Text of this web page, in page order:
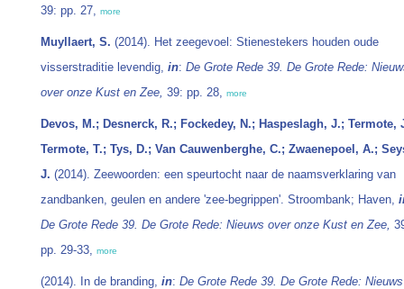
39: pp. 27, more
Muyllaert, S. (2014). Het zeegevoel: Stienestekers houden oude
visserstraditie levendig, in: De Grote Rede 39. De Grote Rede:
over onze Kust en Zee, 39: pp. 28, more
Devos, M.; Desnerck, R.; Fockedey, N.; Haspeslagh, J.; Termote,
Termote, T.; Tys, D.; Van Cauwenberghe, C.; Zwaenepoel, A.;
J. (2014). Zeewoorden: een speurtocht naar de naamsverklaring van
zandbanken, geulen en andere 'zee-begrippen'. Stroombank; Haven,
De Grote Rede 39. De Grote Rede: Nieuws over onze Kust en Zee,
pp. 29-33, more
(2014). In de branding, in: De Grote Rede 39. De Grote Rede: Nieuws